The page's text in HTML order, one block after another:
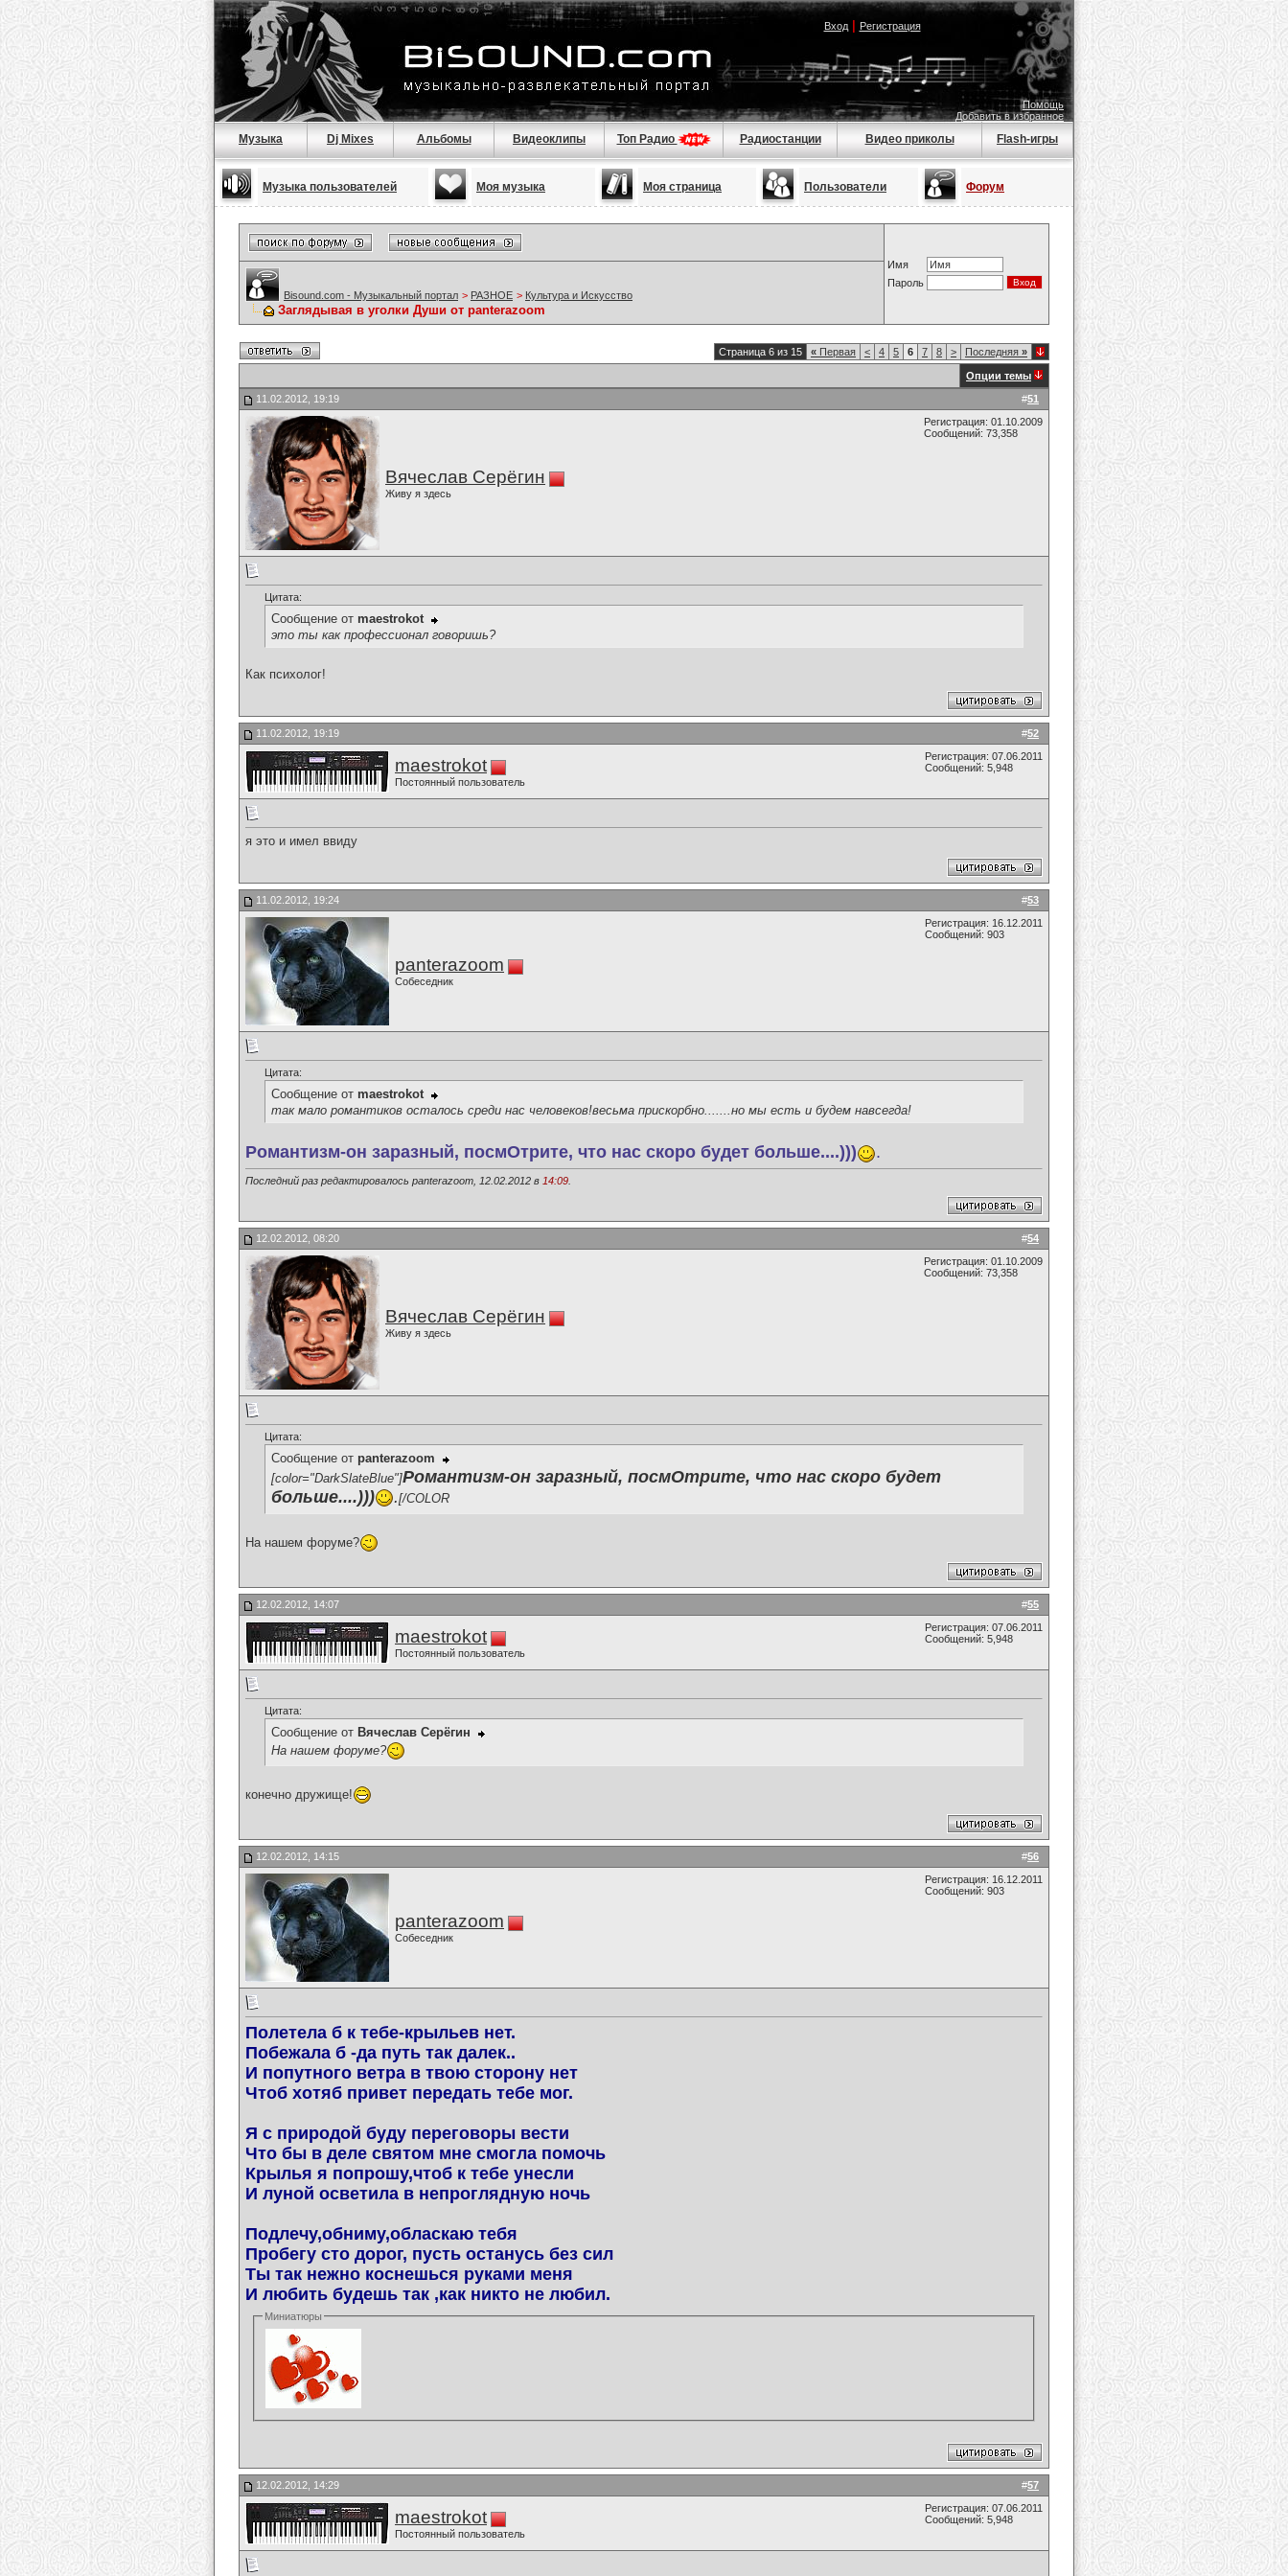
Вход| Регистрация
Помощь
Добавить в избранное
Музыка Dj Mixes Альбомы Видеоклипы Топ Радио Радиостанции Видео приколы Flash-игры
Музыка пользователей Моя музыка Моя страница Пользователи Форум
Имя
Пароль
Bisound.com - Музыкальный портал > РАЗНОЕ > Культура и Искусство
Заглядывая в уголки Души от panterazoom
Страница 6 из 15 « Первая < 4 5 6 7 8 > Последняя »
Опции темы
#51
11.02.2012, 19:19
Вячеслав Серёгин
Живу я здесь
Регистрация: 01.10.2009
Сообщений: 73,358
Цитата:
Сообщение от maestrokot
это ты как профессионал говоришь?
Как психолог!
#52
11.02.2012, 19:19
maestrokot
Постоянный пользователь
Регистрация: 07.06.2011
Сообщений: 5,948
я это и имел ввиду
#53
11.02.2012, 19:24
panterazoom
Собеседник
Регистрация: 16.12.2011
Сообщений: 903
Цитата:
Сообщение от maestrokot
так мало романтиков осталось среди нас человеков!весьма прискорбно.......но мы есть и будем навсегда!
Романтизм-он заразный, посмОтрите, что нас скоро будет больше....))) .
Последний раз редактировалось panterazoom, 12.02.2012 в 14:09
#54
12.02.2012, 08:20
Вячеслав Серёгин
Живу я здесь
Регистрация: 01.10.2009
Сообщений: 73,358
Цитата:
Сообщение от panterazoom
[color="DarkSlateBlue"]Романтизм-он заразный, посмОтрите, что нас скоро будет
больше....)))
.[/COLOR
На нашем форуме?
#55
12.02.2012, 14:07
maestrokot
Постоянный пользователь
Регистрация: 07.06.2011
Сообщений: 5,948
Цитата:
Сообщение от Вячеслав Серёгин
На нашем форуме?
конечно дружище!
#56
12.02.2012, 14:15
panterazoom
Собеседник
Регистрация: 16.12.2011
Сообщений: 903
Полетела б к тебе-крыльев нет.
Побежала б -да путь так далек..
И попутного ветра в твою сторону нет
Чтоб хотяб привет передать тебе мог.
Я с природой буду переговоры вести
Что бы в деле святом мне смогла помочь
Крылья я попрошу,чтоб к тебе унесли
И луной осветила в непроглядную ночь
Подлечу,обниму,обласкаю тебя
Пробегу сто дорог, пусть останусь без сил
Ты так нежно коснешься руками меня
И любить будешь так ,как никто не любил.
Миниатюры
#57
12.02.2012, 14:29
maestrokot
Постоянный пользователь
Регистрация: 07.06.2011
Сообщений: 5,948